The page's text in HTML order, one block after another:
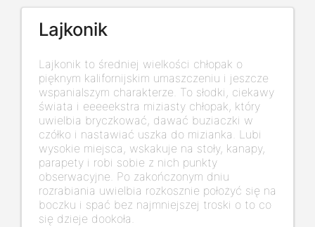
Lajkonik
Lajkonik to średniej wielkości chłopak o
pięknym kalifornijskim umaszczeniu i jeszcze
wspanialszym charakterze. To słodki, ciekawy
świata i eeeeekstra miziasty chłopak, który
uwielbia bryczkować, dawać buziaczki w
czółko i nastawiać uszka do mizianka. Lubi
wysokie miejsca, wskakuje na stoły, kanapy,
parapety i robi sobie z nich punkty
obserwacyjne. Po zakończonym dniu
rozrabiania uwielbia rozkosznie położyć się na
boczku i spać bez najmniejszej troski o to co
się dzieje dookoła.